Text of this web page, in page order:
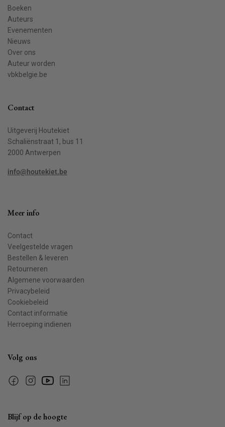
Boeken
Auteurs
Evenementen
Nieuws
Over ons
Auteur worden
vbkbelgie.be
Contact
Uitgeverij Houtekiet
Schaliënstraat 1, bus 11
2000 Antwerpen
info@houtekiet.be
Meer info
Contact
Veelgestelde vragen
Bestellen & leveren
Retourneren
Algemene voorwaarden
Privacybeleid
Cookiebeleid
Contact informatie
Herroeping indienen
Volg ons
FacebookInstagramYouTubeLinkedin
Blijf op de hoogte